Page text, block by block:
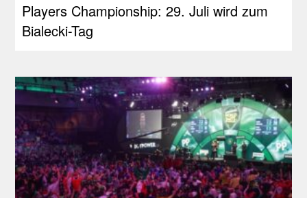
Players Championship: 29. Juli wird zum
Bialecki-Tag